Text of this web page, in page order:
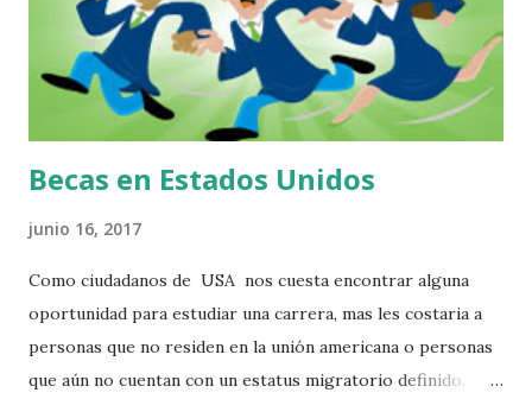
Guanajuato.Trabaja con la agencia Van Hoeketen
Greenhouses, Inc. Adrián Martínez Centro Comercial Villas
Manchegas Carretera Libre Guanajuato-Silao Km 5.5
Guanajuato Guanajuato 36250. Especialista en colocación...
Becas en Estados Unidos
junio 16, 2017
Como ciudadanos de USA nos cuesta encontrar alguna
oportunidad para estudiar una carrera, mas les costaria a
personas que no residen en la unión americana o personas
que aún no cuentan con un estatus migratorio definido.